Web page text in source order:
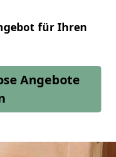
für Ihren
Angebote